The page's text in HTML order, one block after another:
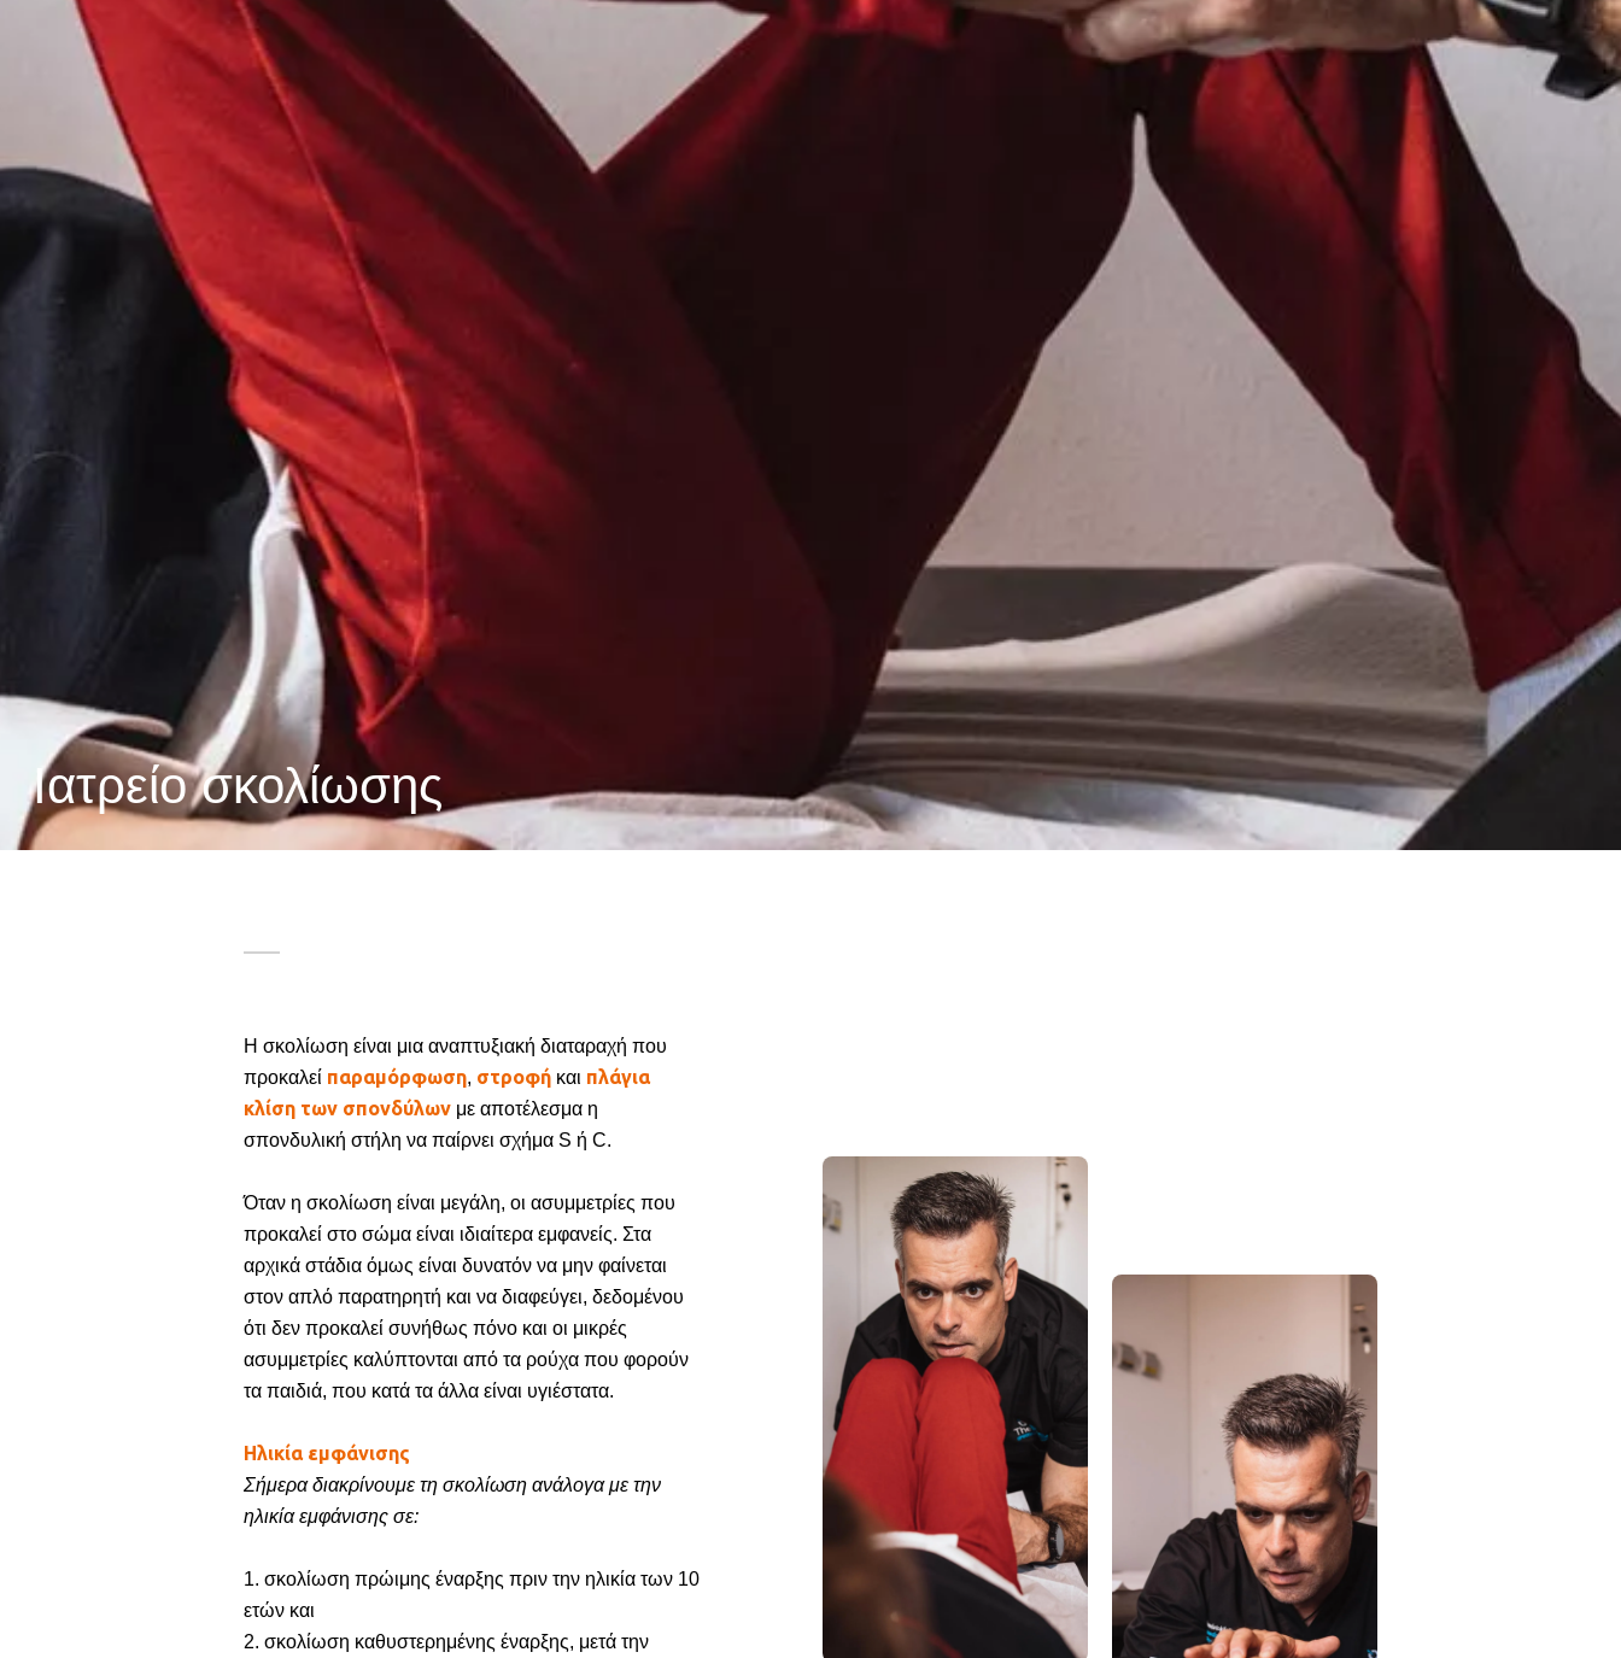
Ιατρείο σκολίωσης
Η σκολίωση είναι μια αναπτυξιακή διαταραχή που
προκαλεί παραμόρφωση, στροφή και πλάγια
κλίση των σπονδύλων με αποτέλεσμα η
σπονδυλική στήλη να παίρνει σχήμα S ή C.
Όταν η σκολίωση είναι μεγάλη, οι ασυμμετρίες που
προκαλεί στο σώμα είναι ιδιαίτερα εμφανείς. Στα
αρχικά στάδια όμως είναι δυνατόν να μην φαίνεται
στον απλό παρατηρητή και να διαφεύγει, δεδομένου
ότι δεν προκαλεί συνήθως πόνο και οι μικρές
ασυμμετρίες καλύπτονται από τα ρούχα που φορούν
τα παιδιά, που κατά τα άλλα είναι υγιέστατα.
Ηλικία εμφάνισης
Σήμερα διακρίνουμε τη σκολίωση ανάλογα με την
ηλικία εμφάνισης σε:
1. σκολίωση πρώιμης έναρξης πριν την ηλικία των 10
ετών και
2. σκολίωση καθυστερημένης έναρξης, μετά την